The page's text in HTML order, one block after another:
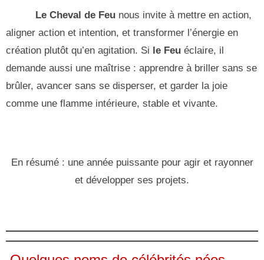
Le Cheval de Feu nous invite à mettre en action,
aligner action et intention, et transformer l’énergie en
création plutôt qu’en agitation. Si le Feu éclaire, il
demande aussi une maîtrise : apprendre à briller sans se
brûler, avancer sans se disperser, et garder la joie
comme une flamme intérieure, stable et vivante.
En résumé : une année puissante pour agir et rayonner
et développer ses projets.